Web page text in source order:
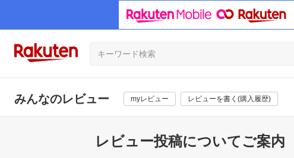
みんなのレビュー myレビュー レビューを書く(購入履歴)
レビュー投稿についてご案内